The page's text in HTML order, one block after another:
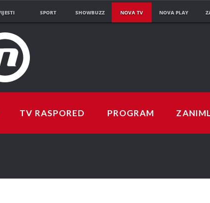
SPORT SHOWBUZZ NOVA TV NOVA PLAY
TV RASPORED PROGRAM